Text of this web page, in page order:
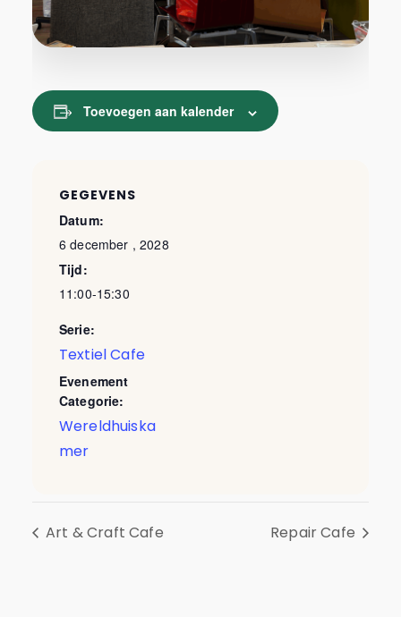
Toevoegen aan kalender
GEGEVENS
Datum:
6 december , 2028
Tijd:
11:00-15:30
Serie:
Textiel Cafe
Evenement
Categorie:
Wereldhuiska
mer
Art & Craft Cafe Repair Cafe